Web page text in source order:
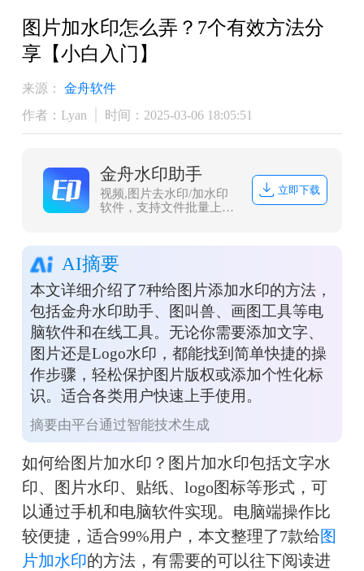
图片加水印怎么弄？7个有效方法分
享【小白入门】
来源：
金舟软件
作者：Lyan
时间：2025-03-06 18:05:51
金舟水印助手
视频,图片去水印/加水印
软件，支持文件批量上传
便快捷。
立即下载
AI摘要
本文详细介绍了7种给图片添加水印的方法，
包括金舟水印助手、图叫兽、画图工具等电
脑软件和在线工具。无论你需要添加文字、
图片还是Logo水印，都能找到简单快捷的操
作步骤，轻松保护图片版权或添加个性化标
识。适合各类用户快速上手使用。
摘要由平台通过智能技术生成
如何给图片加水印？图片加水印包括文字水
印、图片水印、贴纸、logo图标等形式，可
以通过手机和电脑软件实现。电脑端操作比
较便捷，适合99%用户，本文整理了7款给图
片加水印的方法，有需要的可以往下阅读进